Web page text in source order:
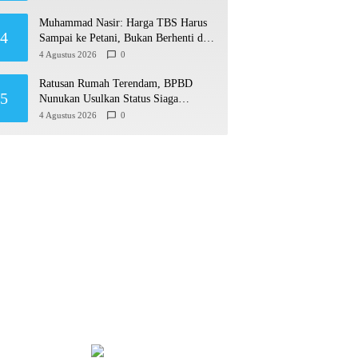
4
Muhammad Nasir: Harga TBS Harus
Sampai ke Petani, Bukan Berhenti di
Ruang Rapat
4 Agustus 2026 0
5
Ratusan Rumah Terendam, BPBD
Nunukan Usulkan Status Siaga
Darurat Bencana Hidrometeorologi
4 Agustus 2026 0